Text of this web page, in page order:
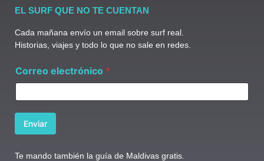
EL SURF QUE NO TE CUENTAN
Cada mañana envío un email sobre surf real.
Historias, viajes y todo lo que no sale en redes.
o
r
o
e
Correo electrónico *
Enviar
Te mando también la guía de Maldivas gratis.